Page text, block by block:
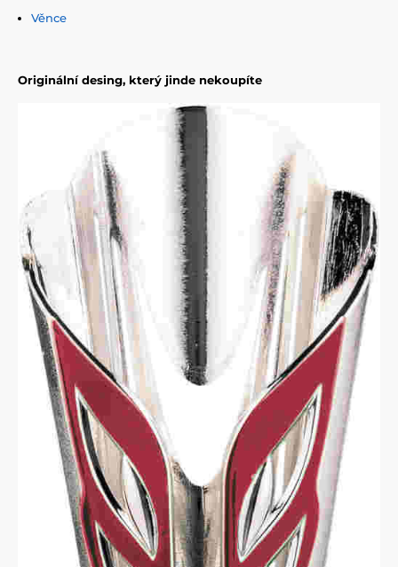
Věnce
Originální desing, který jinde nekoupíte